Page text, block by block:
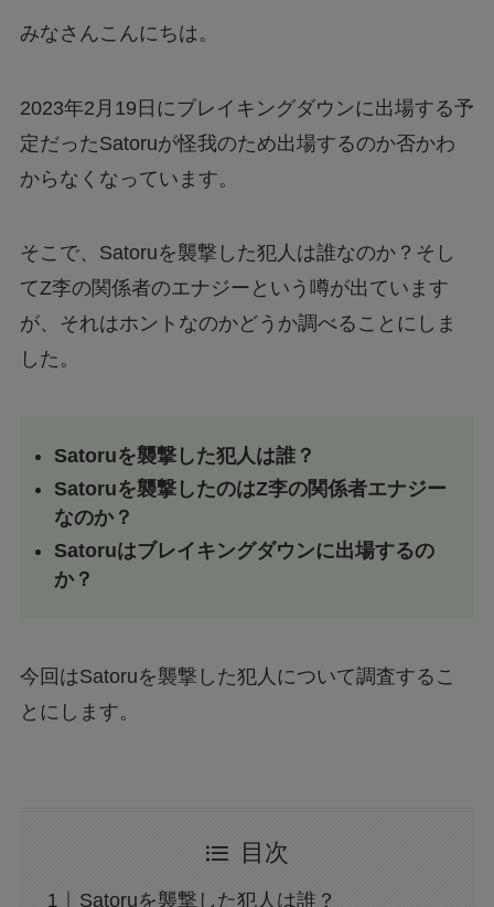
みなさんこんにちは。
2023年2月19日にブレイキングダウンに出場する予
定だったSatoruが怪我のため出場するのか否かわ
からなくなっています。
そこで、Satoruを襲撃した犯人は誰なのか？そし
てZ李の関係者のエナジーという噂が出ています
が、それはホントなのかどうか調べることにしま
した。
Satoruを襲撃した犯人は誰？
Satoruを襲撃したのはZ李の関係者エナジー
なのか？
Satoruはブレイキングダウンに出場するの
か？
今回はSatoruを襲撃した犯人について調査するこ
とにします。
目次
Satoruを襲撃した犯人は誰？